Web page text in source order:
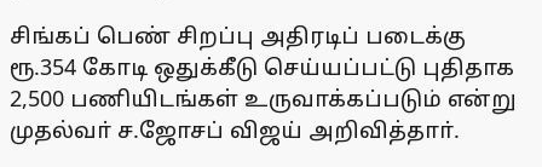
சிங்கப் பெண் சிறப்பு அதிரடிப் படைக்கு
ரூ.354 கோடி ஒதுக்கீடு செய்யப்பட்டு புதிதாக
2,500 பணியிடங்கள் உருவாக்கப்படும் என்று
முதல்வா் ச.ஜோசப் விஜய் அறிவித்தாா்.